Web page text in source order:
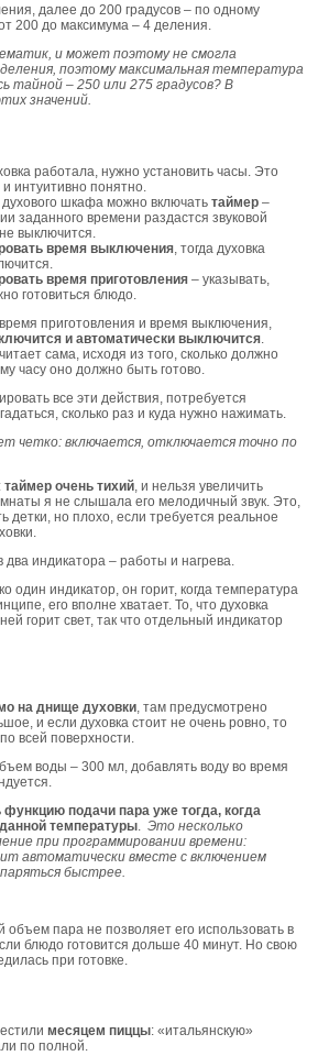
далее до 200 градусов – по одному
200 до максимума – 4 деления.
и может поэтому не смогла
поэтому максимальная температура
тайной – 250 или 275 градусов? В
значений.
работала, нужно установить часы. Это
интуитивно понятно.
духового шкафа можно включать таймер –
заданного времени раздастся звуковой
выключится.
время выключения , тогда духовка
время приготовления – указывать,
готовиться блюдо.
приготовления и время выключения,
и автоматически выключится
сама, исходя из того, сколько должно
часу оно должно быть готово.
все эти действия, потребуется
сколько раз и куда нужно нажимать.
четко: включается, отключается точно по
таймер очень тихий , и нельзя увеличить
я не слышала его мелодичный звук. Это,
детки, но плохо, если требуется реальное
индикатора – работы и нагрева.
один индикатор, он горит, когда температура
его вполне хватает. То, что духовка
горит свет, так что отдельный индикатор
на днище духовки , там предусмотрено
и если духовка стоит не очень ровно, то
всей поверхности.
воды – 300 мл, добавлять воду во время
подачи пара уже тогда, когда
температуры
Это несколько
при программировании времени:
автоматически вместе с включением
быстрее.
объем пара не позволяет его использовать в
блюдо готовится дольше 40 минут. Но свою
при готовке.
месяцем пиццы: «итальянскую»
по полной.